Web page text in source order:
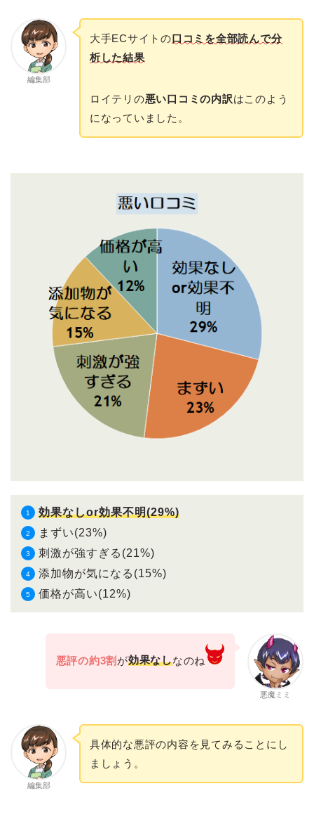
編集部
大手ECサイトの口コミを全部読んで分
析した結果
ロイテリの悪い口コミの内訳はこのよう
になっていました。
効果なしor効果不明(29%)
まずい(23%)
刺激が強すぎる(21%)
添加物が気になる(15%)
価格が高い(12%)
悪魔ミミ
悪評の約3割が効果なしなのね
編集部
具体的な悪評の内容を見てみることにし
ましょう。